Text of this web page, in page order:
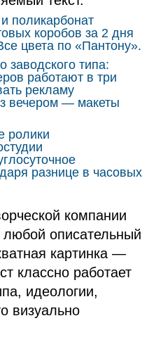
поликарбонат
коробов за 2 дня
цвета по «Пантону».
заводского типа:
работают в три
рекламу
вечером — макеты
ролики
разнице в часовых
компании
описательный
картинка —
классно работает
идеологии,
визуально